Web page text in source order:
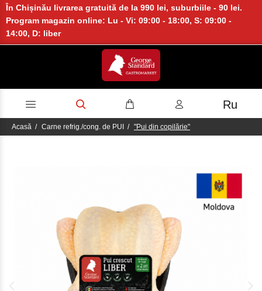
În Chișinău livrarea gratuită de la 990 lei, suburbiile - 90 lei.
Program magazin online: Lu - Vi: 09:00 - 18:00, S: 09:00 -
14:00, D: liber
Ru
Acasă Carne refrig./cong. de PUI "Pui din copilărie"